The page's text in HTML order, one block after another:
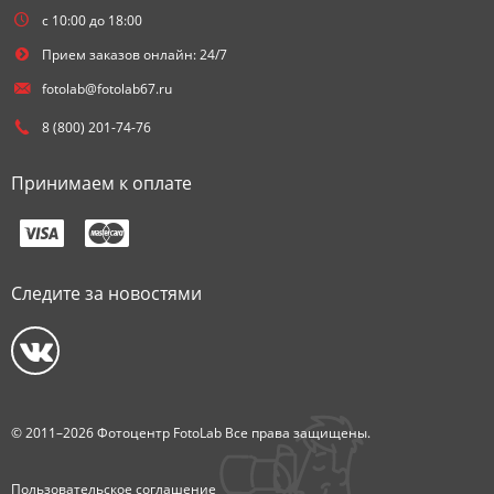
с 10:00 до 18:00
Прием заказов онлайн: 24/7
fotolab@fotolab67.ru
8 (800) 201-74-76
Принимаем к оплате
Следите за новостями
© 2011–2026 Фотоцентр FotoLab Все права защищены.
Пользовательское соглашение